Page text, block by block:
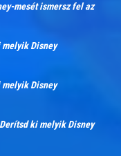
mesét ismersz fel az
Disney
Disney
ki melyik Disney